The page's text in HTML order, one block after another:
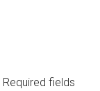
Required fields